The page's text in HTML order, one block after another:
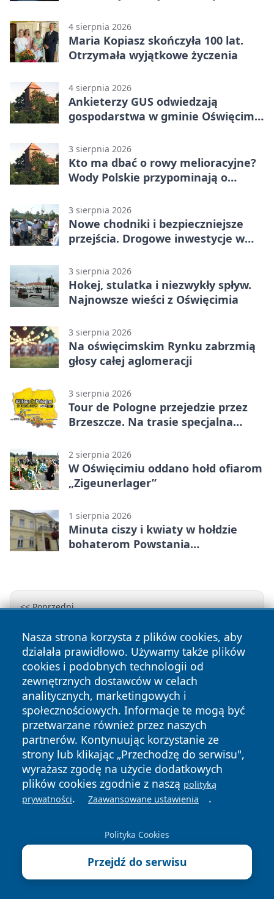
4 sierpnia 2026
Maria Kopiasz skończyła 100 lat.
Otrzymała wyjątkowe życzenia
4 sierpnia 2026
Ankieterzy GUS odwiedzają
gospodarstwa w gminie Oświęcim.
3 sierpnia 2026
Kto ma dbać o rowy melioracyjne?
Wody Polskie przypominają o
3 sierpnia 2026
Nowe chodniki i bezpieczniejsze
przejścia. Drogowe inwestycje w
3 sierpnia 2026
Hokej, stulatka i niezwykły spływ.
Najnowsze wieści z Oświęcimia
3 sierpnia 2026
Na oświęcimskim Rynku zabrzmią
głosy całej aglomeracji
3 sierpnia 2026
Tour de Pologne przejedzie przez
Brzeszcze. Na trasie specjalna
2 sierpnia 2026
W Oświęcimiu oddano hołd ofiarom
„Zigeunerlager”
1 sierpnia 2026
Minuta ciszy i kwiaty w hołdzie
bohaterom Powstania
<< Poprzedni
salonu, które łączą design z ergonomią?
Bieg Rzeźnika w wersji online spina Polskę. Zapisy
trwają do 30.04.2026
Przydatne dane teleadresowe
kontakt, godziny, pomoc dla rodzin i osób z
niepełnosprawnościami
Urząd Miejski w Zatorze - kontakt, godziny, wydziały i
e-usługi
Nasza strona korzysta z plików cookies, aby
działała prawidłowo. Używamy także plików
cookies i podobnych technologii od
zewnętrznych dostawców w celach
analitycznych, marketingowych i
społecznościowych. Informacje te mogą być
przetwarzane również przez naszych
partnerów. Kontynuując korzystanie ze
strony lub klikając „Przechodzę do serwisu",
wyrażasz zgodę na użycie dodatkowych
plików cookies zgodnie z naszą polityką
prywatności. Zaawansowane ustawienia .
Polityka Cookies
Przejdź do serwisu